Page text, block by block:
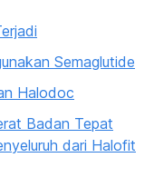
Semaglutide
Halodoc
Badan Tepat
dari Halofit